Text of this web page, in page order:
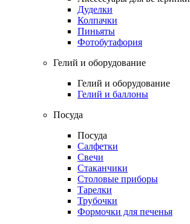
Дуделки
Колпачки
Пиньяты
Фотобутафория
Гелий и оборудование
Гелий и оборудование
Гелий и баллоны
Посуда
Посуда
Салфетки
Свечи
Стаканчики
Столовые приборы
Тарелки
Трубочки
Формочки для печенья